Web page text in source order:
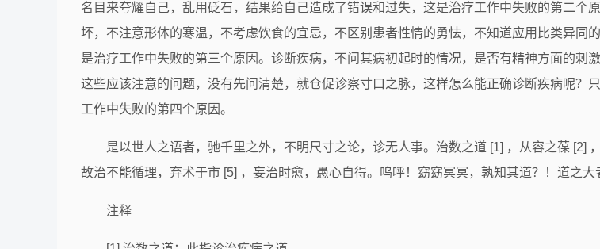
名目来夸耀自己，乱用砭石，结果给自己造成了错误和过失，这是治疗工作中失败的第二
坏，不注意形体的寒温，不考虑饮食的宜忌，不区别患者性情的勇怯，不知道应用比类异同
是治疗工作中失败的第三个原因。诊断疾病，不问其病初起时的情况，是否有精神方面的刺
这些应该注意的问题，没有先问清楚，就仓促诊察寸口之脉，这样怎么能正确诊断疾病呢？
工作中失败的第四个原因。
是以世人之语者，驰千里之外，不明尺寸之论，诊无人事。治数之道 [1] ，从容之葆 [2]
故治不能循理，弃术于市 [5] ，妄治时愈，愚心自得。呜呼！窈窈冥冥，孰知其道？！道之
注释